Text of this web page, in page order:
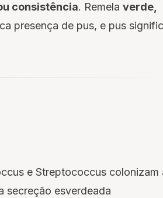
consistência. Remela verde,
presença de pus, e pus
e Streptococcus colonizam
secreção esverdeada